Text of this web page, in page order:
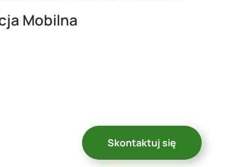
Mobilna
Skontaktuj się